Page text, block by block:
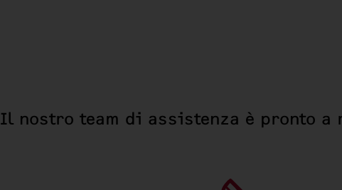
Il nostro team di assistenza è pronto a